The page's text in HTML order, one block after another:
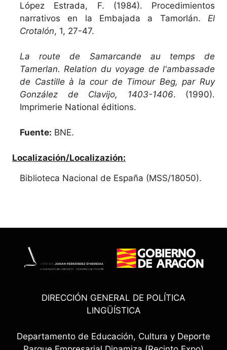
López Estrada, F. (1984). Procedimientos
narrativos en la Embajada a Tamorlán. El
Crotalón, 1, 27-47.
La route de Samarcande au temps de
Tamerlan. Relation du voyage de l'ambassade
de Castille à la cour de Timour Beg, par Ruy
González de Clavijo, 1403-1406. (1990).
Imprimerie National éditions.
Fuente: BNE.
Localización/Localizazión:
Biblioteca Nacional de España (MSS/18050).
DIRECCIÓN GENERAL DE POLÍTICA
LINGÜÍSTICA
Departamento de Educación, Cultura y Deporte